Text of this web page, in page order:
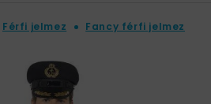
Férfi jelmez Fancy férfi jelmez